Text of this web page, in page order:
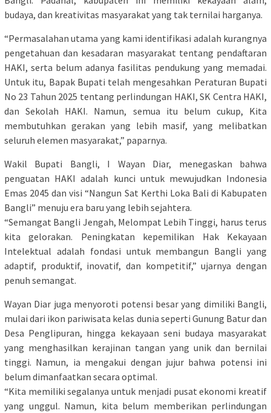
budaya, dan kreativitas masyarakat yang tak ternilai harganya.
“Permasalahan utama yang kami identifikasi adalah kurangnya
pengetahuan dan kesadaran masyarakat tentang pendaftaran
HAKI, serta belum adanya fasilitas pendukung yang memadai.
Untuk itu, Bapak Bupati telah mengesahkan Peraturan Bupati
No 23 Tahun 2025 tentang perlindungan HAKI, SK Centra HAKI,
dan Sekolah HAKI. Namun, semua itu belum cukup, Kita
membutuhkan gerakan yang lebih masif, yang melibatkan
seluruh elemen masyarakat,” paparnya.
Wakil Bupati Bangli, I Wayan Diar, menegaskan bahwa
penguatan HAKI adalah kunci untuk mewujudkan Indonesia
Emas 2045 dan visi “Nangun Sat Kerthi Loka Bali di Kabupaten
Bangli” menuju era baru yang lebih sejahtera.
“Semangat Bangli Jengah, Melompat Lebih Tinggi, harus terus
kita gelorakan. Peningkatan kepemilikan Hak Kekayaan
Intelektual adalah fondasi untuk membangun Bangli yang
adaptif, produktif, inovatif, dan kompetitif,” ujarnya dengan
penuh semangat.
Wayan Diar juga menyoroti potensi besar yang dimiliki Bangli,
mulai dari ikon pariwisata kelas dunia seperti Gunung Batur dan
Desa Penglipuran, hingga kekayaan seni budaya masyarakat
yang menghasilkan kerajinan tangan yang unik dan bernilai
tinggi. Namun, ia mengakui dengan jujur bahwa potensi ini
belum dimanfaatkan secara optimal.
“Kita memiliki segalanya untuk menjadi pusat ekonomi kreatif
yang unggul. Namun, kita belum memberikan perlindungan